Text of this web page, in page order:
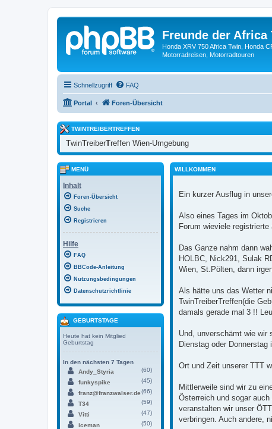
Freunde der
Honda XRV 750 Africa Twin, Honda
Motorradreisen, Motorradtouren
Schnellzugriff FAQ
Portal Foren-Übersicht
TWINTREIBERTREFFEN
TwinTreiberTreffen Wien-Umgebung
WILLKOMMEN
Ein kurzer Ausflug in
Also eines Tages im
Forum wieviele
Das Ganze nahm dann
HOLBC, Nick291, Sulak
Wien, St.Pölten, dann
Als hätte uns das Wetter
TwinTreiberTreffen(die
damals gerade mal 3 !!
Und, unverschämt wie wir
Dienstag oder Donnerstag
Ort und Zeit unserer TTT
Mittlerweile sind wir zu
Österreich und sogar
veranstalten wir unser
verbringen. Auch andere,
MENÜ
Inhalt
Foren-Übersicht
Suche
Registrieren
Hilfe
FAQ
BBCode-Anleitung
Nutzungsbedingungen
Datenschutzrichtlinie
GEBURTSTAGE
Heute hat kein Mitglied
Geburtstag
In den nächsten 7 Tagen
Andy_Styria
(60)
funkyspike
(45)
franz@franzwalser.de(66)
T34
(59)
Vitti
(47)
iceman
(50)